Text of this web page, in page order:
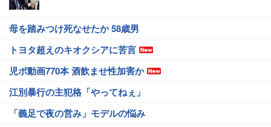
母を踏みつけ死なせたか 58歳男
トヨタ超えのキオクシアに苦言
児ポ動画770本 酒飲ませ性加害か
江別暴行の主犯格「やってねぇ」
「義足で夜の営み」モデルの悩み